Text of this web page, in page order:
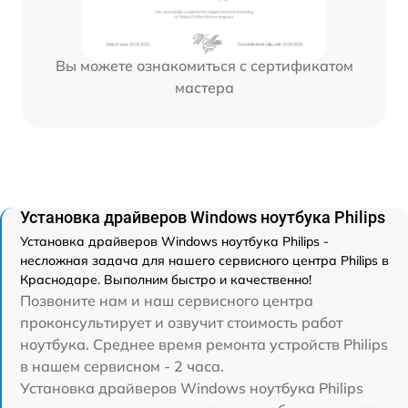
Вы можете ознакомиться с сертификатом
мастера
Установка драйверов Windows ноутбука Philips
Установка драйверов Windows ноутбука Philips -
несложная задача для нашего сервисного центра Philips в
Краснодаре. Выполним быстро и качественно!
Позвоните нам и наш сервисного центра
проконсультирует и озвучит стоимость работ
ноутбука. Среднее время ремонта устройств Philips
в нашем сервисном - 2 часа.
Установка драйверов Windows ноутбука Philips